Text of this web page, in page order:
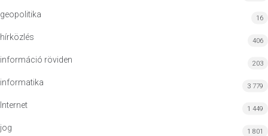
geopolitika 16
hírközlés 406
információ röviden 203
informatika 3 779
Internet 1 449
jog 1 801